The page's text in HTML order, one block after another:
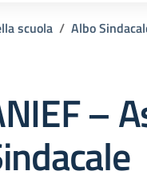
scuola Albo
–